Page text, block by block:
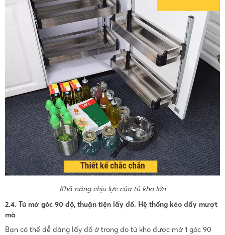
Khả năng chịu lực của tủ kho lớn
2.4. Tủ mở góc 90 độ, thuận tiện lấy đồ. Hệ thống kéo đẩy mượt
mà
Bạn có thể dễ dàng lấy đồ ở trong do tủ kho được mở 1 góc 90